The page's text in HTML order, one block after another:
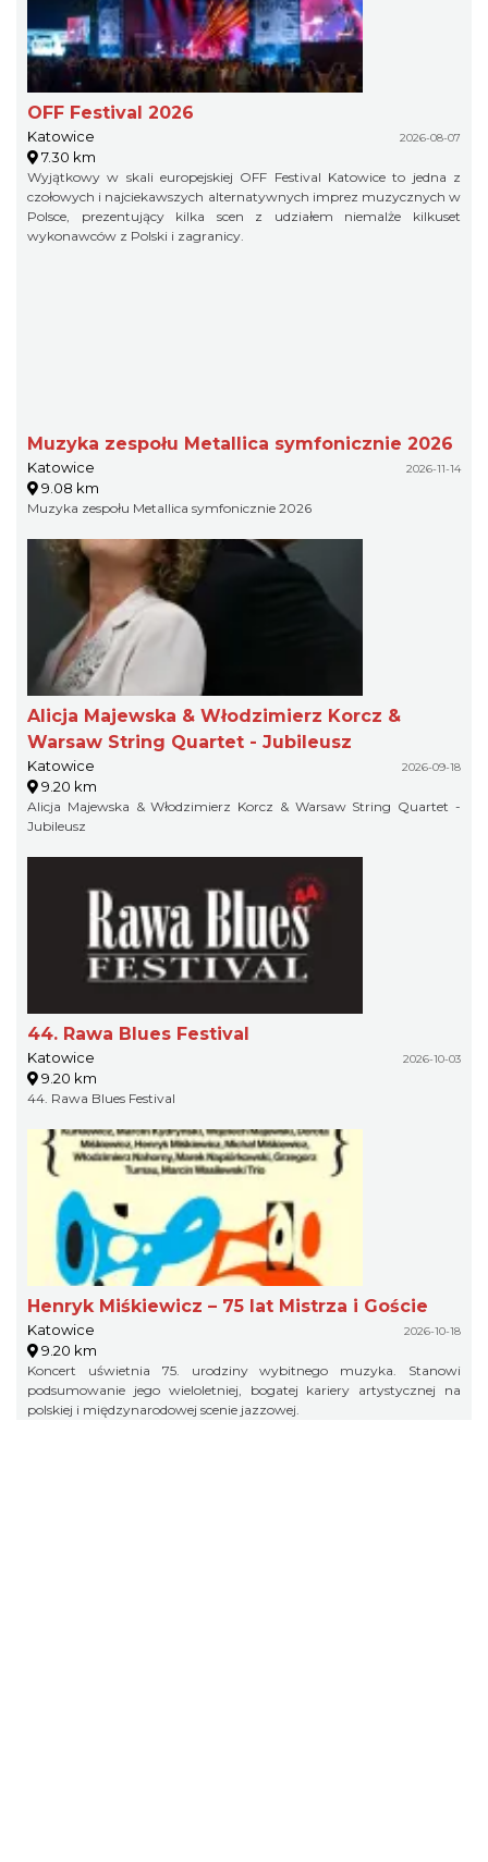
OFF Festival 2026
Katowice 2026-08-07
7.30 km
Wyjątkowy w skali europejskiej OFF Festival Katowice to jedna z
czołowych i najciekawszych alternatywnych imprez muzycznych w
Polsce, prezentujący kilka scen z udziałem niemalże kilkuset
wykonawców z Polski i zagranicy.
Muzyka zespołu Metallica symfonicznie 2026
Katowice 2026-11-14
9.08 km
Muzyka zespołu Metallica symfonicznie 2026
Alicja Majewska & Włodzimierz Korcz &
Warsaw String Quartet - Jubileusz
Katowice 2026-09-18
9.20 km
Alicja Majewska & Włodzimierz Korcz & Warsaw String Quartet -
Jubileusz
44. Rawa Blues Festival
Katowice 2026-10-03
9.20 km
44. Rawa Blues Festival
Henryk Miśkiewicz – 75 lat Mistrza i Goście
Katowice 2026-10-18
9.20 km
Koncert uświetnia 75. urodziny wybitnego muzyka. Stanowi
podsumowanie jego wieloletniej, bogatej kariery artystycznej na
polskiej i międzynarodowej scenie jazzowej.